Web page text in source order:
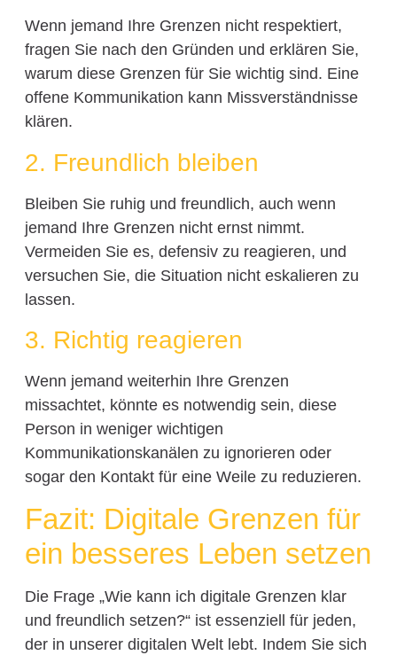
Wenn jemand Ihre Grenzen nicht respektiert,
fragen Sie nach den Gründen und erklären Sie,
warum diese Grenzen für Sie wichtig sind. Eine
offene Kommunikation kann Missverständnisse
klären.
2. Freundlich bleiben
Bleiben Sie ruhig und freundlich, auch wenn
jemand Ihre Grenzen nicht ernst nimmt.
Vermeiden Sie es, defensiv zu reagieren, und
versuchen Sie, die Situation nicht eskalieren zu
lassen.
3. Richtig reagieren
Wenn jemand weiterhin Ihre Grenzen
missachtet, könnte es notwendig sein, diese
Person in weniger wichtigen
Kommunikationskanälen zu ignorieren oder
sogar den Kontakt für eine Weile zu reduzieren.
Fazit: Digitale Grenzen für
ein besseres Leben setzen
Die Frage „Wie kann ich digitale Grenzen klar
und freundlich setzen?“ ist essenziell für jeden,
der in unserer digitalen Welt lebt. Indem Sie sich